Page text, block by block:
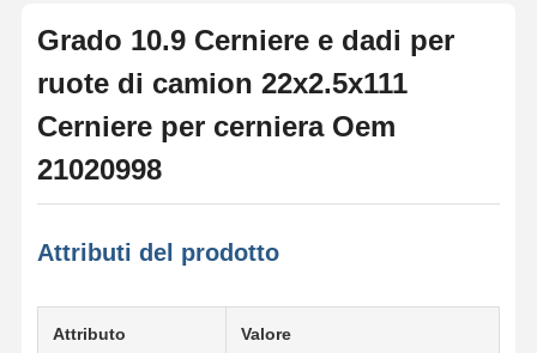
Grado 10.9 Cerniere e dadi per
ruote di camion 22x2.5x111
Cerniere per cerniera Oem
21020998
Attributi del prodotto
Attributo Valore